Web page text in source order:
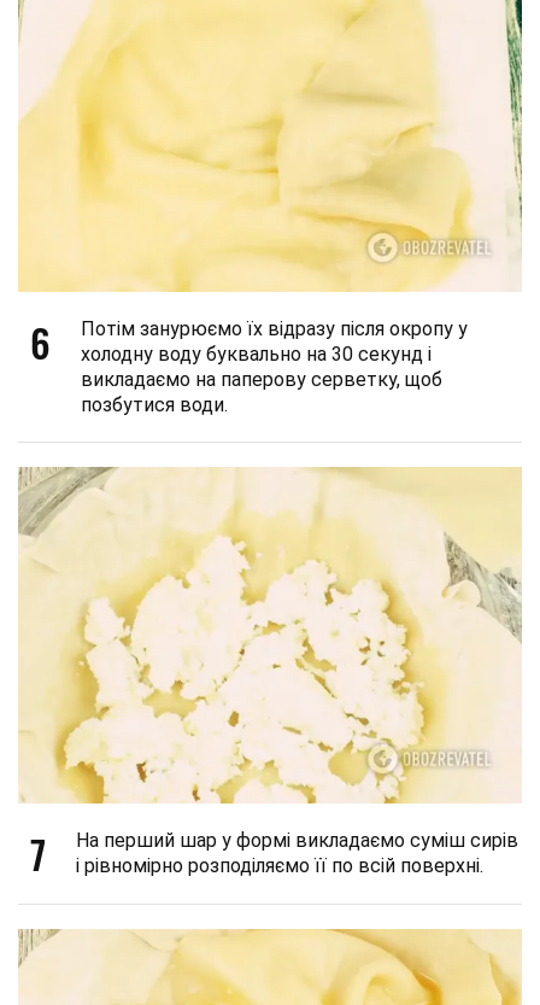
6
Потім занурюємо їх відразу після окропу у
холодну воду буквально на 30 секунд і
викладаємо на паперову серветку, щоб
позбутися води.
7
На перший шар у формі викладаємо суміш сирів
і рівномірно розподіляємо її по всій поверхні.